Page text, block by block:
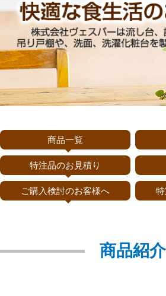
商品一覧
特注品のお見積り
ご購入検討のお客様へ
商品紹介